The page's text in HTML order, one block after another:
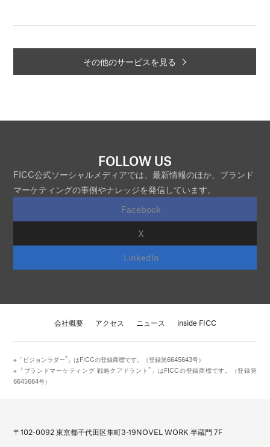
その他のサービスを見る
FOLLOW US
FICC公式ソーシャルメディアでは、最新情報のほか、ブランド
マーケティングの事例やナレッジを発信しています。
Facebook
X
LinkedIn
会社概要 アクセス ニュース inside FICC
※「ビジョンラダー® 」はFICCの登録商標です。（登録第6645643号）
※「ブランドマーケティング 戦略クアドラント® 」はFICCの登録商標です。（登録第
6645664号）
〒102-0092 東京都千代田区隼町3-19NOVEL WORK 半蔵門 7F